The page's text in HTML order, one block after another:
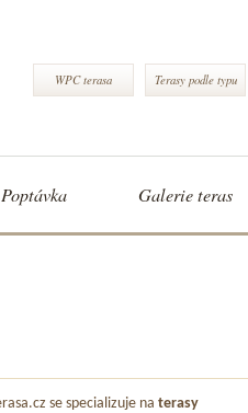
WPC terasa Terasy podle typu
Poptávka Galerie teras
se specializuje na terasy